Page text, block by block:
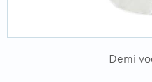
Demi